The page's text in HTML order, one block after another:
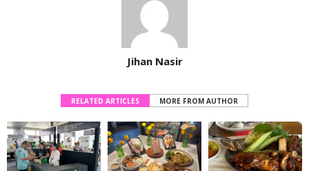
Jihan Nasir
RELATED ARTICLES MORE FROM AUTHOR